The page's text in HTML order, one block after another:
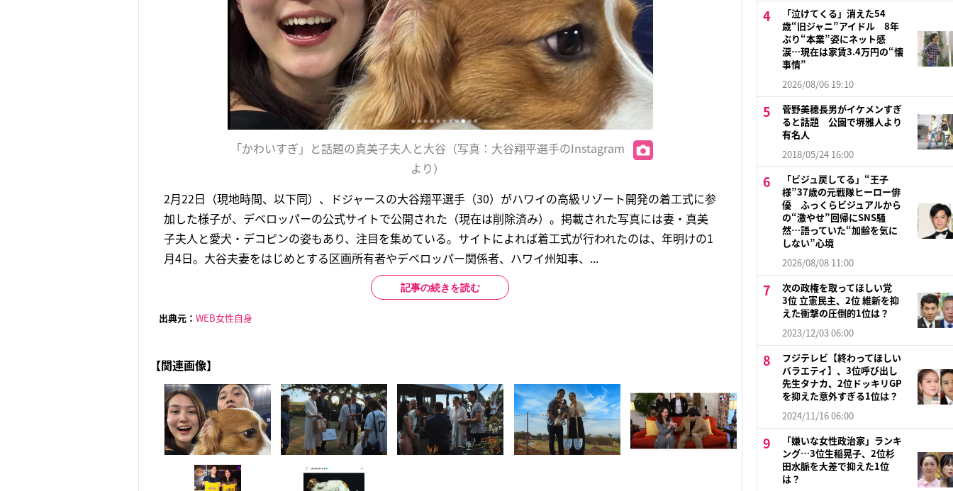
「かわいすぎ」と話題の真美子夫人と大谷（写真：大谷翔平選手のInstagram
より）
2月22日（現地時間、以下同）、ドジャースの大谷翔平選手（30）がハワイの高級リゾート開発の着工式に参
加した様子が、デベロッパーの公式サイトで公開された（現在は削除済み）。掲載された写真には妻・真美
子夫人と愛犬・デコピンの姿もあり、注目を集めている。サイトによれば着工式が行われたのは、年明けの1
月4日。大谷夫妻をはじめとする区画所有者やデベロッパー関係者、ハワイ州知事、...
記事の続きを読む
出典元： WEB女性自身
【関連画像】
「泣けてくる」消えた54
歳“旧ジャニ”アイドル 8年
ぶり“本業”姿にネット感
涙…現在は家賃3.4万円の“懐
事情”
2026/08/06 19:10
菅野美穂長男がイケメンすぎ
ると話題 公園で堺雅人より
有名人
2018/05/24 16:00
「ビジュ戻してる」“王子
様”37歳の元戦隊ヒーロー俳
優 ふっくらビジュアルから
の“激やせ”回帰にSNS騒
然…語っていた“加齢を気に
しない”心境
2026/08/08 11:00
次の政権を取ってほしい党
3位 立憲民主、2位 維新を抑
えた衝撃の圧倒的1位は？
2023/12/03 06:00
フジテレビ【終わってほしい
バラエティ】、3位呼び出し
先生タナカ、2位ドッキリGP
を抑えた意外すぎる1位は？
2024/11/16 06:00
「嫌いな女性政治家」ランキ
ング…3位生稲晃子、2位杉
田水脈を大差で抑えた1位
は？